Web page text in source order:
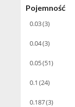
Wino musujące
prezentowe
Sake(1)
Pojemność
0.03(3)
0.04(3)
0.05(51)
0.1 (24)
0.187(3)